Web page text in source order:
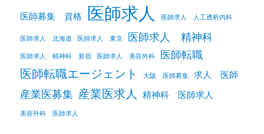
医師募集 資格 医師求人 医師求人 人工透析内科
医師求人 北海道 医師求人 東京 医師求人 精神科
医師求人 精神科 新宿 医師求人 美容外科 医師転職
医師転職エージェント 大阪 医師募集 求人 医師
産業医募集 産業医求人 精神科 医師求人
美容外科 医師求人